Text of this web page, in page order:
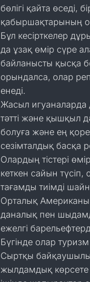
бөлігі қайта
қабыршақтарының
Бұл кесірткелер
да ұзақ өмір сүре
байланысты қысқа
орындалса, олар
енеді.
Жасыл
тәтті және қышқыл
болуға және ең
сезімталдық басқа
Олардың тістері
кеткен сайын
тағамды тиімді
Орталық
даналық пен
ежелгі
Бүгінде олар
Сыртқы
жылдамдық көрсете